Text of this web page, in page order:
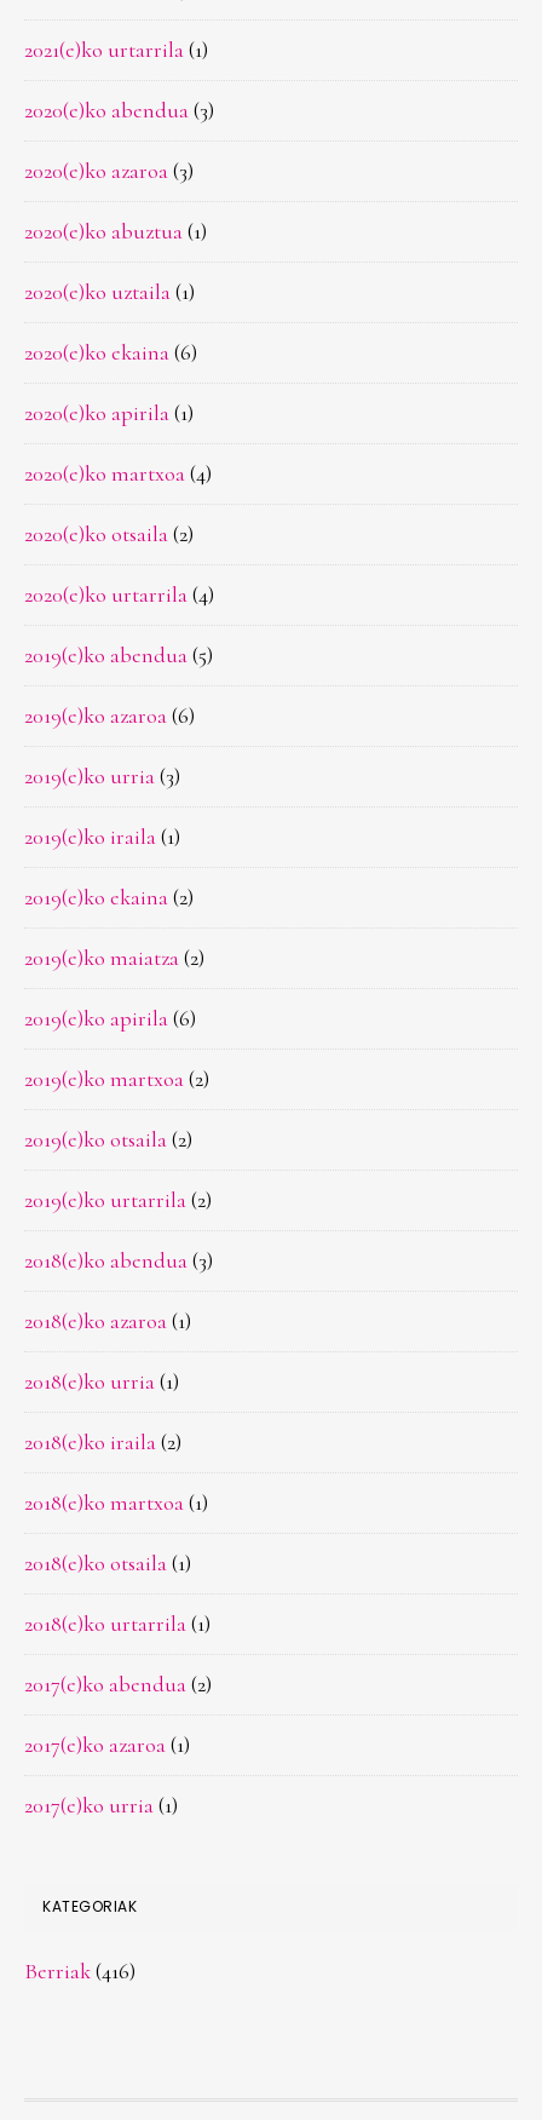
2021(e)ko urtarrila(1)
2020(e)ko abendua(3)
2020(e)ko azaroa(3)
2020(e)ko abuztua(1)
2020(e)ko uztaila(1)
2020(e)ko ekaina(6)
2020(e)ko apirila(1)
2020(e)ko martxoa(4)
2020(e)ko otsaila(2)
2020(e)ko urtarrila(4)
2019(e)ko abendua(5)
2019(e)ko azaroa(6)
2019(e)ko urria(3)
2019(e)ko iraila(1)
2019(e)ko ekaina(2)
2019(e)ko maiatza(2)
2019(e)ko apirila(6)
2019(e)ko martxoa(2)
2019(e)ko otsaila(2)
2019(e)ko urtarrila(2)
2018(e)ko abendua(3)
2018(e)ko azaroa(1)
2018(e)ko urria(1)
2018(e)ko iraila(2)
2018(e)ko martxoa(1)
2018(e)ko otsaila(1)
2018(e)ko urtarrila(1)
2017(e)ko abendua(2)
2017(e)ko azaroa(1)
2017(e)ko urria(1)
KATEGORIAK
Berriak(416)